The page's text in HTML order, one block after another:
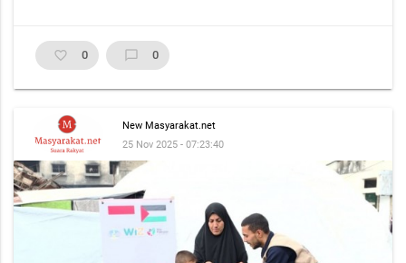
favorite_border 0 chat_bubble_outline 0
New Masyarakat.net
25 Nov 2025 - 07:23:40